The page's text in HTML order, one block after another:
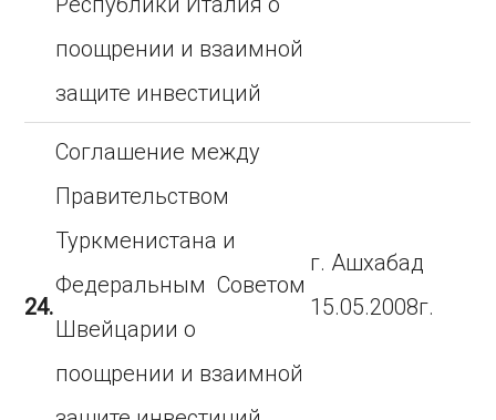
поощрении и взаимной
защите инвестиций
24.
Соглашение между
Правительством
Туркменистана и
Федеральным Советом
Швейцарии о
поощрении и взаимной
г. Ашхабад
15.05.2008г.